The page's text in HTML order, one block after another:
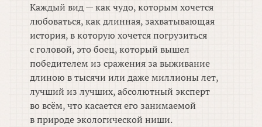
Каждый вид — как чудо, которым хочется
любоваться, как длинная, захватывающая
история, в которую хочется погрузиться
с головой, это боец, который вышел
победителем из сражения за выживание
длиною в тысячи или даже миллионы лет,
лучший из лучших, абсолютный эксперт
во всём, что касается его занимаемой
в природе экологической ниши.